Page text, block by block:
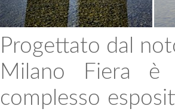
Progettato dal
Milano Fiera è
complesso